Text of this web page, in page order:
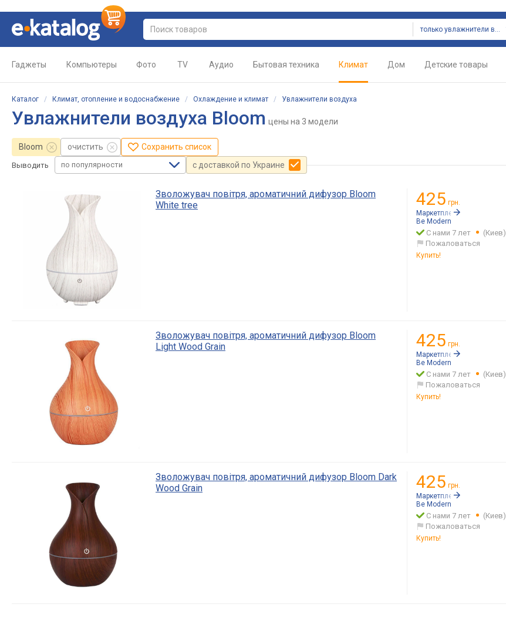
только увлажнители воздуха
Гаджеты Компьютеры Фото TV Аудио Бытовая техника Климат Дом Детские товары
Каталог / Климат, отопление и водоснабжение / Охлаждение и климат / Увлажнители воздуха
Увлажнители воздуха Bloom цены на 3 модели
Bloom очистить Сохранить список
Выводить по популярности с доставкой по Украине
Зволожувач повітря, ароматичний дифузор Bloom
White tree
425 грн.
Маркетплейс:
Be Modern
С нами 7 лет
(Киев)
Пожаловаться
Купить!
Зволожувач повітря, ароматичний дифузор Bloom
Light Wood Grain
425 грн.
Маркетплейс:
Be Modern
С нами 7 лет
(Киев)
Пожаловаться
Купить!
Зволожувач повітря, ароматичний дифузор Bloom Dark
Wood Grain
425 грн.
Маркетплейс:
Be Modern
С нами 7 лет
(Киев)
Пожаловаться
Купить!